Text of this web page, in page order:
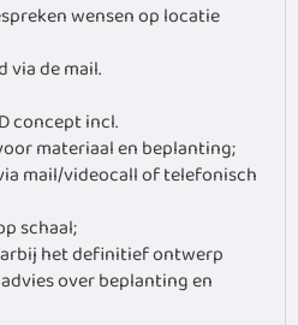
wensen op locatie
de mail.
concept incl.
materiaal en beplanting;
mail/videocall of telefonisch
schaal;
het definitief ontwerp
over beplanting en